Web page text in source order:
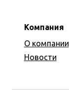
Компания
О компании
Новости